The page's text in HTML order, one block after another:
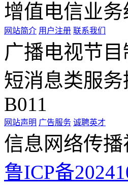
增值电信业务
网站简介 用户注册 联系我们
广播电视节
短消息类服
B011
网站声明 广告服务 诚聘英才
信息网络传
鲁ICP备